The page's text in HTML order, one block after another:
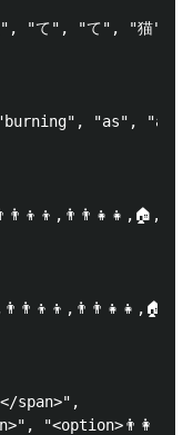
"て", "て", "猫", "
"burning", "as",
</span>",